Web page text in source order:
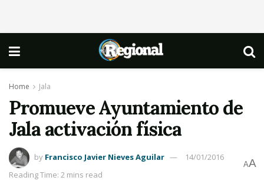
Home Jala
Promueve Ayuntamiento de
Jala activación física
by Francisco Javier Nieves Aguilar
14/01/2016
Reading Time: 2 mins read
AA